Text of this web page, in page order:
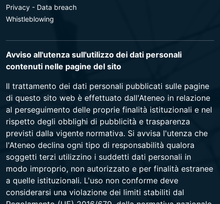
Privacy - Data breach
Whistleblowing
Avviso all'utenza sull'utilizzo dei dati personali
contenuti nelle pagine del sito
Il trattamento dei dati personali pubblicati sulle pagine
di questo sito web è effettuato dall'Ateneo in relazione
al perseguimento delle proprie finalità istituzionali e nel
rispetto degli obblighi di pubblicità e trasparenza
previsti dalla vigente normativa. Si avvisa l'utenza che
l'Ateneo declina ogni tipo di responsabilità qualora
soggetti terzi utilizzino i suddetti dati personali in
modo improprio, non autorizzato e per finalità estranee
a quelle istituzionali. L'uso non conforme deve
considerarsi una violazione dei limiti stabiliti dal